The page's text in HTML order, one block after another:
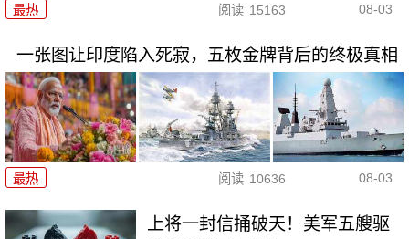
最热 阅读 15163 08-03
一张图让印度陷入死寂，五枚金牌背后的终极真相
最热 阅读 10636 08-03
上将一封信捅破天！美军五艘驱